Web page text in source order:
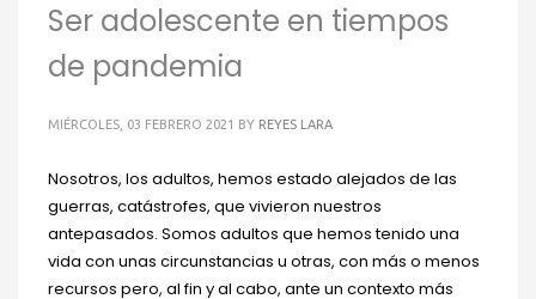
Ser adolescente en tiempos
de pandemia
MIÉRCOLES, 03 FEBRERO 2021 BY REYES LARA
Nosotros, los adultos, hemos estado alejados de las
guerras, catástrofes, que vivieron nuestros
antepasados. Somos adultos que hemos tenido una
vida con unas circunstancias u otras, con más o menos
recursos pero, al fin y al cabo, ante un contexto más